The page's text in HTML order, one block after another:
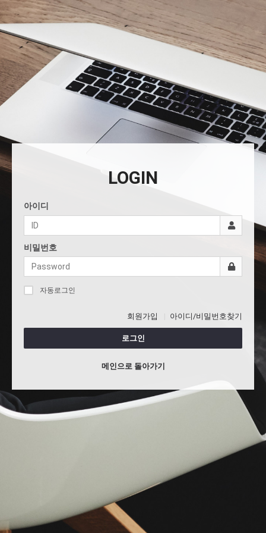
LOGIN
아이디
비밀번호
자동로그인
회원가입 아이디/비밀번호찾기
로그인
메인으로 돌아가기